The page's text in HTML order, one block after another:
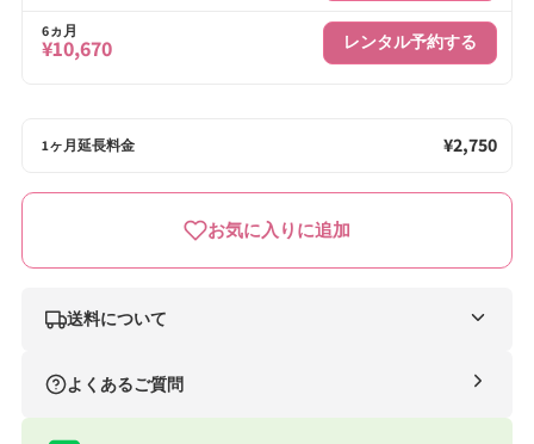
6ヵ月
¥10,670 レンタル予約する
1ヶ月延長料金 ¥2,750
お気に入りに追加
送料について
条件
よくあるご質問